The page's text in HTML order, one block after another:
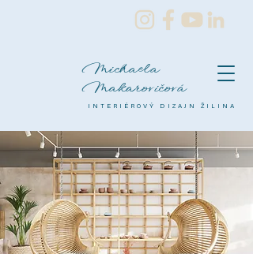
Michaela
Makarovičová
INTERIÉROVÝ DIZAJN ŽILINA